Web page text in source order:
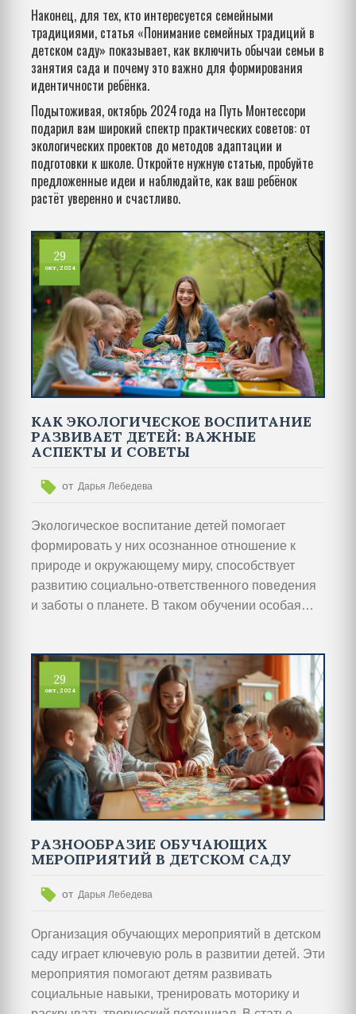
Наконец, для тех, кто интересуется семейными
традициями, статья «Понимание семейных традиций в
детском саду» показывает, как включить обычаи семьи в
занятия сада и почему это важно для формирования
идентичности ребёнка.
Подытоживая, октябрь 2024 года на Путь Монтессори
подарил вам широкий спектр практических советов: от
экологических проектов до методов адаптации и
подготовки к школе. Откройте нужную статью, пробуйте
предложенные идеи и наблюдайте, как ваш ребёнок
растёт уверенно и счастливо.
29
окт, 2024
КАК ЭКОЛОГИЧЕСКОЕ ВОСПИТАНИЕ
РАЗВИВАЕТ ДЕТЕЙ: ВАЖНЫЕ
АСПЕКТЫ И СОВЕТЫ
от Дарья Лебедева
Экологическое воспитание детей помогает
формировать у них осознанное отношение к
природе и окружающему миру, способствует
развитию социально-ответственного поведения
и заботы о планете. В таком обучении особая
переработке отходов, участие в экологических
акциях и изучение окружающей среды. Родители
и педагоги играют ключевую роль в привитии
детям таких ценностей, обеспечивая их будущее
как активных и заботливых граждан. Обучение
экологическим принципам с юного возраста
способствует формированию экологически
грамотного поведения на протяжении всей
жизни.
29
окт, 2024
РАЗНООБРАЗИЕ ОБУЧАЮЩИХ
МЕРОПРИЯТИЙ В ДЕТСКОМ САДУ
от Дарья Лебедева
Организация обучающих мероприятий в детском
саду играет ключевую роль в развитии детей. Эти
мероприятия помогают детям развивать
социальные навыки, тренировать моторику и